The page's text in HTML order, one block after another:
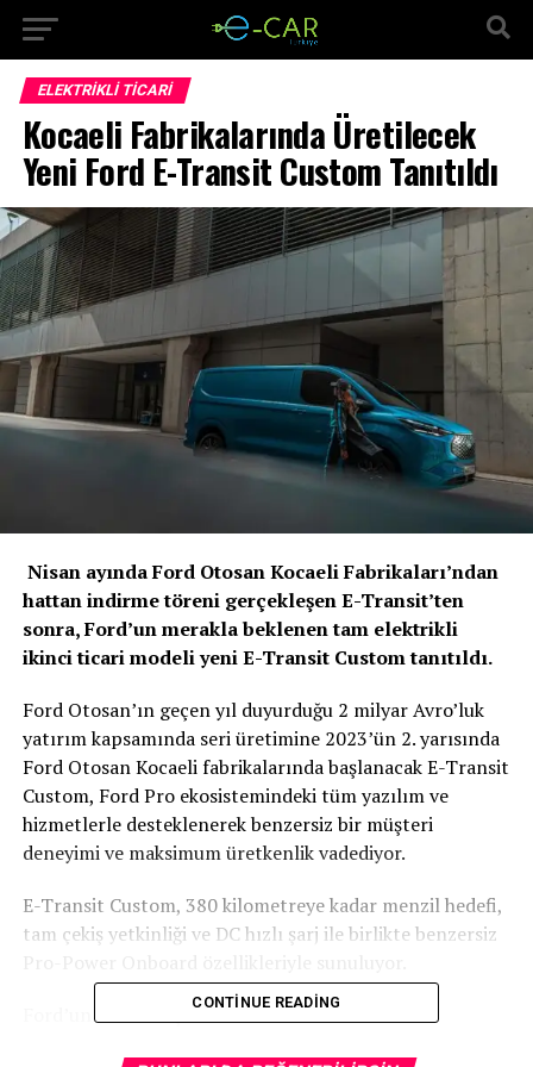
ELEKTRIKLI TICARI
Kocaeli Fabrikalarında Üretilecek
Yeni Ford E-Transit Custom Tanıtıldı
Nisan ayında Ford Otosan Kocaeli Fabrikaları’ndan
hattan indirme töreni gerçekleşen E-Transit’ten
sonra, Ford’un merakla beklenen tam elektrikli
ikinci ticari modeli yeni E-Transit Custom tanıtıldı.
Ford Otosan’ın geçen yıl duyurduğu 2 milyar Avro’luk
yatırım kapsamında seri üretimine 2023’ün 2. yarısında
Ford Otosan Kocaeli fabrikalarında başlanacak E-Transit
Custom, Ford Pro ekosistemindeki tüm yazılım ve
hizmetlerle desteklenerek benzersiz bir müşteri
deneyimi ve maksimum üretkenlik vadediyor.
E-Transit Custom, 380 kilometreye kadar menzil hedefi,
tam çekiş yetkinliği ve DC hızlı şarj ile birlikte benzersiz
Ford’un ticari müşterilerinin üretkenlikleri ve
CONTINUE READING